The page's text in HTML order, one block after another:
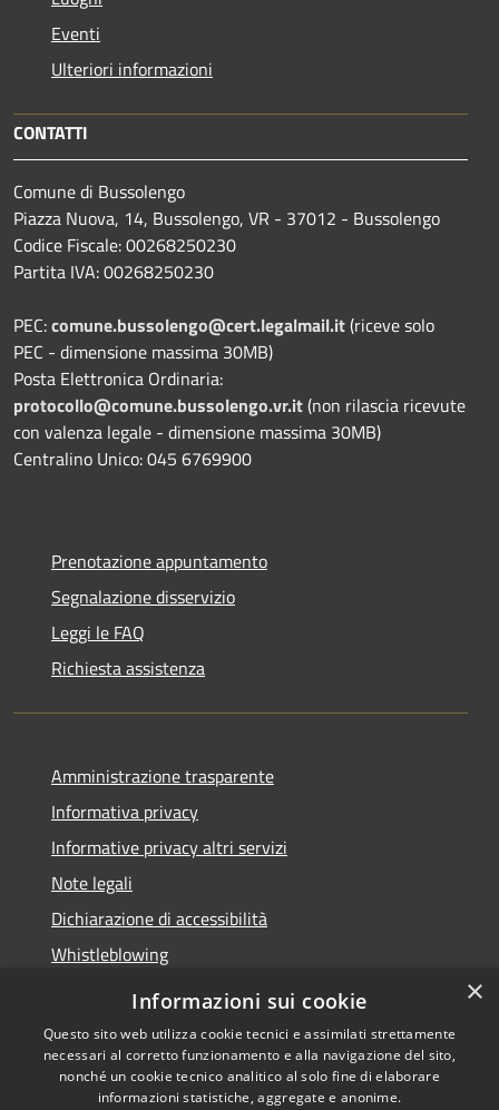
Eventi
Ulteriori informazioni
CONTATTI
Comune di Bussolengo
Piazza Nuova, 14, Bussolengo, VR - 37012 - Bussolengo
Codice Fiscale: 00268250230
Partita IVA: 00268250230
PEC:comune.bussolengo@cert.legalmail.it(riceve solo
PEC - dimensione massima 30MB)
Posta Elettronica Ordinaria:
protocollo@comune.bussolengo.vr.it(non rilascia ricevute
con valenza legale - dimensione massima 30MB)
Centralino Unico: 045 6769900
Prenotazione appuntamento
Segnalazione disservizio
Leggi le FAQ
Richiesta assistenza
Amministrazione trasparente
Informativa privacy
Informative privacy altri servizi
Note legali
Dichiarazione di accessibilità
Whistleblowing
RSS
Accessibilità
Copyright © 2026 • Comune di
Bussolengo • Powered by
×
Informazioni sui cookie
Questo sito web utilizza cookie tecnici e assimilati strettamente
necessari al corretto funzionamento e alla navigazione del sito,
nonché un cookie tecnico analitico al solo fine di elaborare
informazioni statistiche, aggregate e anonime.